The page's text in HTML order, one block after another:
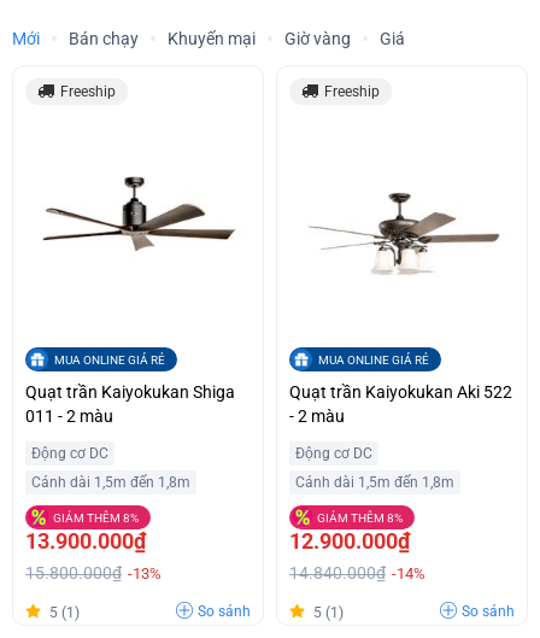
Mới Bán chạy Khuyến mại Giờ vàng Giá
Freeship
MUA ONLINE GIÁ RẺ
Quạt trần Kaiyokukan Shiga
011 - 2 màu
Động cơ DC
Cánh dài 1,5m đến 1,8m
GIẢM THÊM 8%
13.900.000₫
15.800.000₫ -13%
5 (1) So sánh
Freeship
MUA ONLINE GIÁ RẺ
Quạt trần Kaiyokukan Aki 522
- 2 màu
Động cơ DC
Cánh dài 1,5m đến 1,8m
GIẢM THÊM 8%
12.900.000₫
14.840.000₫ -14%
5 (1) So sánh